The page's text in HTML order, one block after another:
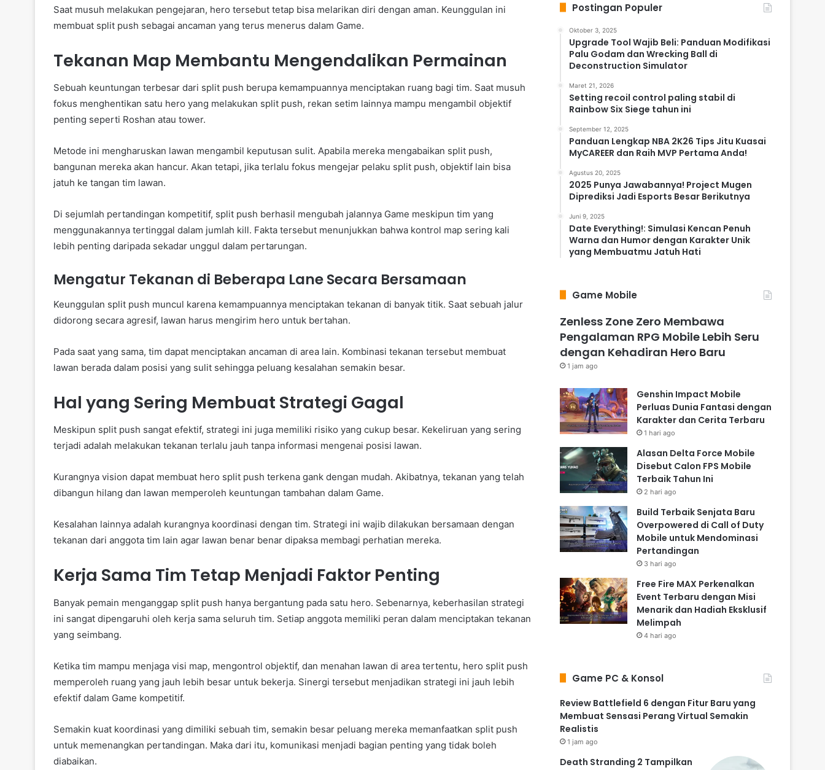
Saat musuh melakukan pengejaran, hero tersebut tetap bisa melarikan diri dengan aman. Keunggulan ini
membuat split push sebagai ancaman yang terus menerus dalam Game.
Tekanan Map Membantu Mengendalikan Permainan
Sebuah keuntungan terbesar dari split push berupa kemampuannya menciptakan ruang bagi tim. Saat musuh
fokus menghentikan satu hero yang melakukan split push, rekan setim lainnya mampu mengambil objektif
penting seperti Roshan atau tower.
Metode ini mengharuskan lawan mengambil keputusan sulit. Apabila mereka mengabaikan split push,
bangunan mereka akan hancur. Akan tetapi, jika terlalu fokus mengejar pelaku split push, objektif lain bisa
jatuh ke tangan tim lawan.
Di sejumlah pertandingan kompetitif, split push berhasil mengubah jalannya Game meskipun tim yang
menggunakannya tertinggal dalam jumlah kill. Fakta tersebut menunjukkan bahwa kontrol map sering kali
lebih penting daripada sekadar unggul dalam pertarungan.
Mengatur Tekanan di Beberapa Lane Secara Bersamaan
Keunggulan split push muncul karena kemampuannya menciptakan tekanan di banyak titik. Saat sebuah jalur
didorong secara agresif, lawan harus mengirim hero untuk bertahan.
Pada saat yang sama, tim dapat menciptakan ancaman di area lain. Kombinasi tekanan tersebut membuat
lawan berada dalam posisi yang sulit sehingga peluang kesalahan semakin besar.
Hal yang Sering Membuat Strategi Gagal
Meskipun split push sangat efektif, strategi ini juga memiliki risiko yang cukup besar. Kekeliruan yang sering
terjadi adalah melakukan tekanan terlalu jauh tanpa informasi mengenai posisi lawan.
Kurangnya vision dapat membuat hero split push terkena gank dengan mudah. Akibatnya, tekanan yang telah
dibangun hilang dan lawan memperoleh keuntungan tambahan dalam Game.
Kesalahan lainnya adalah kurangnya koordinasi dengan tim. Strategi ini wajib dilakukan bersamaan dengan
tekanan dari anggota tim lain agar lawan benar benar dipaksa membagi perhatian mereka.
Kerja Sama Tim Tetap Menjadi Faktor Penting
Banyak pemain menganggap split push hanya bergantung pada satu hero. Sebenarnya, keberhasilan strategi
ini sangat dipengaruhi oleh kerja sama seluruh tim. Setiap anggota memiliki peran dalam menciptakan tekanan
yang seimbang.
Ketika tim mampu menjaga visi map, mengontrol objektif, dan menahan lawan di area tertentu, hero split push
memperoleh ruang yang jauh lebih besar untuk bekerja. Sinergi tersebut menjadikan strategi ini jauh lebih
efektif dalam Game kompetitif.
Semakin kuat koordinasi yang dimiliki sebuah tim, semakin besar peluang mereka memanfaatkan split push
untuk memenangkan pertandingan. Maka dari itu, komunikasi menjadi bagian penting yang tidak boleh
diabaikan.
Postingan Populer
Oktober 3, 2025
Upgrade Tool Wajib Beli: Panduan Modifikasi
Palu Godam dan Wrecking Ball di
Deconstruction Simulator
Maret 21, 2026
Setting recoil control paling stabil di
Rainbow Six Siege tahun ini
September 12, 2025
Panduan Lengkap NBA 2K26 Tips Jitu Kuasai
MyCAREER dan Raih MVP Pertama Anda!
Agustus 20, 2025
2025 Punya Jawabannya! Project Mugen
Diprediksi Jadi Esports Besar Berikutnya
Juni 9, 2025
Date Everything!: Simulasi Kencan Penuh
Warna dan Humor dengan Karakter Unik
yang Membuatmu Jatuh Hati
Game Mobile
Zenless Zone Zero Membawa
Pengalaman RPG Mobile Lebih Seru
dengan Kehadiran Hero Baru
1 jam ago
Genshin Impact Mobile
Perluas Dunia Fantasi dengan
Karakter dan Cerita Terbaru
1 hari ago
Alasan Delta Force Mobile
Disebut Calon FPS Mobile
Terbaik Tahun Ini
2 hari ago
Build Terbaik Senjata Baru
Overpowered di Call of Duty
Mobile untuk Mendominasi
Pertandingan
3 hari ago
Free Fire MAX Perkenalkan
Event Terbaru dengan Misi
Menarik dan Hadiah Eksklusif
Melimpah
4 hari ago
Game PC & Konsol
Review Battlefield 6 dengan Fitur Baru yang
Membuat Sensasi Perang Virtual Semakin
Realistis
1 jam ago
Death Stranding 2 Tampilkan